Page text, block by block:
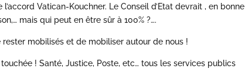
Vatican-Kouchner. Le Conseil d’Etat devrait , en bonne
mais qui peut en être sûr à 100% ?….
rester mobilisés et de mobiliser autour de nous !
touchée ! Santé, Justice, Poste, etc… tous les services publics